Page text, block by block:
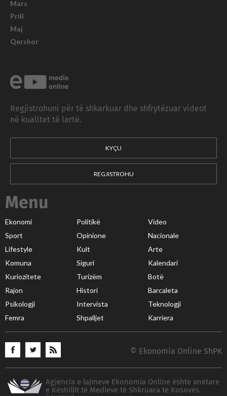
Mars
Prill
Maj
Qershor
Regjistrohuni për të shkarkuar dhe shfrytëzuar videot
në kualitet të lartë.
KYÇU
REGJISTROHU
Menu
Ekonomi Politikë
Video
Sport
Opinione
Nacionale
Lifestyle
Kult
Arte
Komuna
Siguri
Kalendari
Kuriozitete
Turizëm
Botë
Rajon
Histori
Barcaleta
Psikologji
Intervista
Teknologji
Femra
Shpalljet Karriera
© Ekonomia Online ShPK
Agjencia e lajmeve Ekonomia Online është anëtare
e Këshillit të Medieve të Shkruara të Kosovës